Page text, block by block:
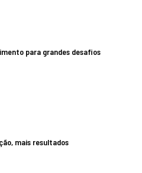
para grandes desafios
mais resultados